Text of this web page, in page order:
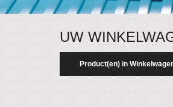
UW
Product(en) in